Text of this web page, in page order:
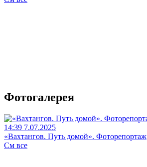
Фотогалерея
14:39 7.07.2025
«Вахтангов. Путь домой». Фоторепортаж
См все